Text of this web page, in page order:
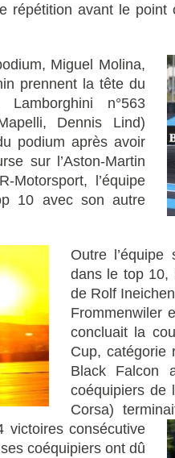
répétition avant le
Miguel Molina,
prennent la tête du
n°563
Dennis Lind)
podium après avoir
sur l’Aston-Martin
Motorsport, l’équipe
10 avec son autre
Outre
dans le top 10,
de Rolf
Frommenwiler
concluait la
Cup, catégorie
Black Falcon
coéquipiers de
Corsa)
victoires consécutive
coéquipiers ont dû